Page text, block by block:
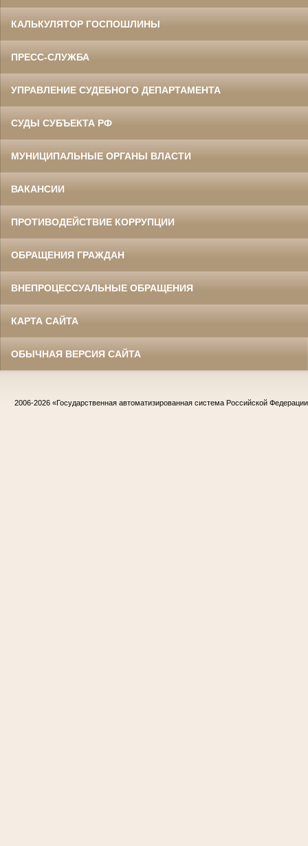
КАЛЬКУЛЯТОР ГОСПОШЛИНЫ
ПРЕСС-СЛУЖБА
УПРАВЛЕНИЕ СУДЕБНОГО ДЕПАРТАМЕНТА
СУДЫ СУБЪЕКТА РФ
МУНИЦИПАЛЬНЫЕ ОРГАНЫ ВЛАСТИ
ВАКАНСИИ
ПРОТИВОДЕЙСТВИЕ КОРРУПЦИИ
ОБРАЩЕНИЯ ГРАЖДАН
ВНЕПРОЦЕССУАЛЬНЫЕ ОБРАЩЕНИЯ
КАРТА САЙТА
ОБЫЧНАЯ ВЕРСИЯ САЙТА
2006-2026 «Государственная автоматизированная система Российской